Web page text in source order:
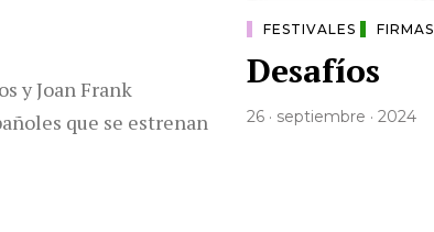
y Joan Frank
que se estrenan
FESTIVALES FIRMAS
Desafíos
26 · septiembre · 2024